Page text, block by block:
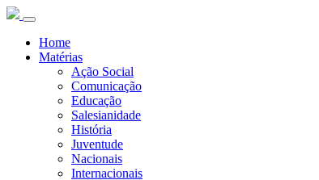
Home
Matérias
Ação Social
Comunicação
Educação
Salesianidade
História
Juventude
Nacionais
Internacionais